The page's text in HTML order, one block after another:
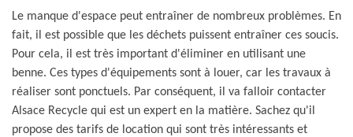
Le manque d'espace peut entraîner de nombreux problèmes. En
fait, il est possible que les déchets puissent entraîner ces soucis.
Pour cela, il est très important d'éliminer en utilisant une
benne. Ces types d'équipements sont à louer, car les travaux à
réaliser sont ponctuels. Par conséquent, il va falloir contacter
Alsace Recycle qui est un expert en la matière. Sachez qu'il
propose des tarifs de location qui sont très intéressants et